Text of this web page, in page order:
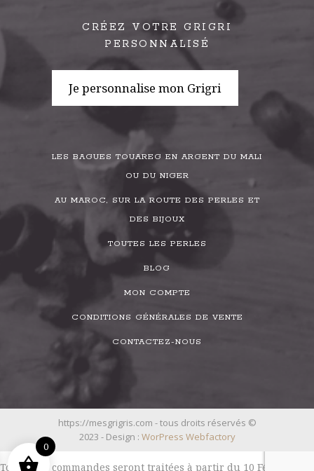
CRÉEZ VOTRE GRIGRI
PERSONNALISÉ
Je personnalise mon Grigri
LES BAGUES TOUAREG EN ARGENT DU MALI
OU DU NIGER
AU MAROC, SUR LA ROUTE DES PERLES ET
DES BIJOUX
TOUTES LES PERLES
BLOG
MON COMPTE
CONDITIONS GÉNÉRALES DE VENTE
CONTACTEZ-NOUS
https://mesgrigris.com - tous droits réservés ©
2023 - Design : WorPress Webfactory
Toutes les commandes seront traitées à partir du 10 Février
0